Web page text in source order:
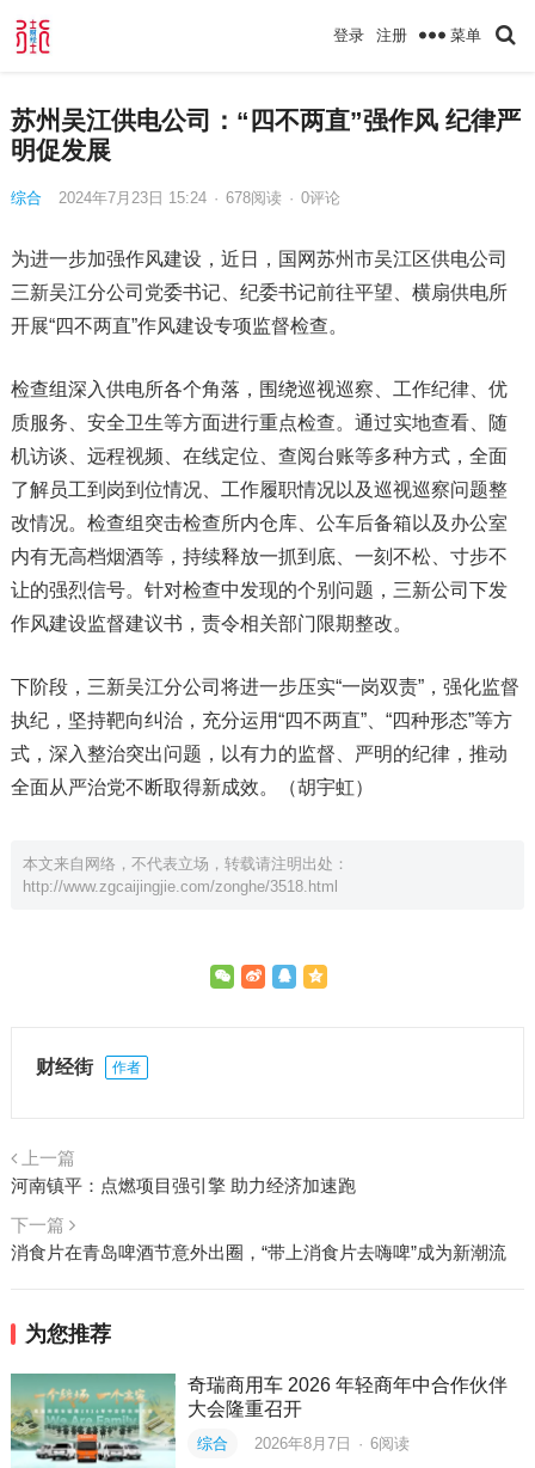
登录 注册 菜单
苏州吴江供电公司：“四不两直”强作风 纪律严
明促发展
综合 2024年7月23日 15:24 · 678阅读 · 0评论
为进一步加强作风建设，近日，国网苏州市吴江区供电公司
三新吴江分公司党委书记、纪委书记前往平望、横扇供电所
开展“四不两直”作风建设专项监督检查。
检查组深入供电所各个角落，围绕巡视巡察、工作纪律、优
质服务、安全卫生等方面进行重点检查。通过实地查看、随
机访谈、远程视频、在线定位、查阅台账等多种方式，全面
了解员工到岗到位情况、工作履职情况以及巡视巡察问题整
改情况。检查组突击检查所内仓库、公车后备箱以及办公室
内有无高档烟酒等，持续释放一抓到底、一刻不松、寸步不
让的强烈信号。针对检查中发现的个别问题，三新公司下发
作风建设监督建议书，责令相关部门限期整改。
下阶段，三新吴江分公司将进一步压实“一岗双责”，强化监督
执纪，坚持靶向纠治，充分运用“四不两直”、“四种形态”等方
式，深入整治突出问题，以有力的监督、严明的纪律，推动
全面从严治党不断取得新成效。（胡宇虹）
本文来自网络，不代表立场，转载请注明出处：
http://www.zgcaijingjie.com/zonghe/3518.html
财经街 作者
上一篇
河南镇平：点燃项目强引擎 助力经济加速跑
下一篇
消食片在青岛啤酒节意外出圈，“带上消食片去嗨啤”成为新潮流
为您推荐
奇瑞商用车 2026 年轻商年中合作伙伴
大会隆重召开
综合 2026年8月7日 · 6阅读